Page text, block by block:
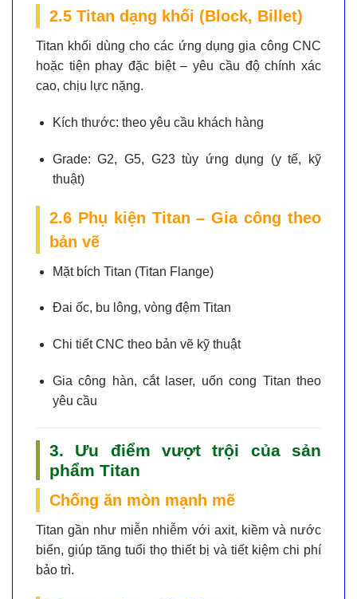
2.5 Titan dạng khối (Block, Billet)
Titan khối dùng cho các ứng dụng gia công CNC
hoặc tiện phay đặc biệt – yêu cầu độ chính xác
cao, chịu lực nặng.
Kích thước: theo yêu cầu khách hàng
Grade: G2, G5, G23 tùy ứng dụng (y tế, kỹ
thuật)
2.6 Phụ kiện Titan – Gia công theo
bản vẽ
Mặt bích Titan (Titan Flange)
Đai ốc, bu lông, vòng đệm Titan
Chi tiết CNC theo bản vẽ kỹ thuật
Gia công hàn, cắt laser, uốn cong Titan theo
yêu cầu
3. Ưu điểm vượt trội của sản
phẩm Titan
Chống ăn mòn mạnh mẽ
Titan gần như miễn nhiễm với axit, kiềm và nước
biển, giúp tăng tuổi thọ thiết bị và tiết kiệm chi phí
bảo trì.